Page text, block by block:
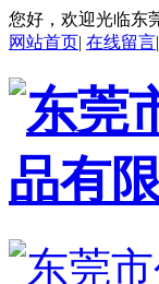
您好，欢迎光临东
网站首页| 在线留言|